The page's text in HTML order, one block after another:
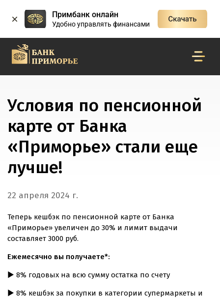
Примбанк онлайн
Удобно управлять финансами
Условия по пенсионной
карте от Банка
«Приморье» стали еще
лучше!
22 апреля 2024 г.
Теперь кешбэк по пенсионной карте от Банка
«Приморье» увеличен до 30% и лимит выдачи
составляет 3000 руб.
Ежемесячно вы получаете*:
▶ 8% годовых на всю сумму остатка по счету
▶ 8% кешбэк за покупки в категории супермаркеты и